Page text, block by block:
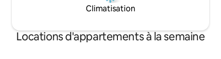
Climatisation
Locations d'appartements à la semaine